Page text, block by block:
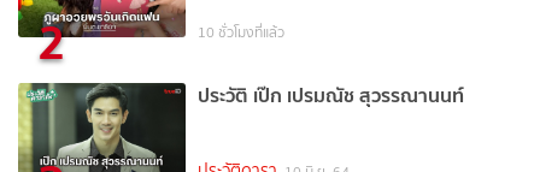
2 10 ชั่วโมงที่แล้ว
ประวัติ เป๊ก เปรมณัช สุวรรณานนท์